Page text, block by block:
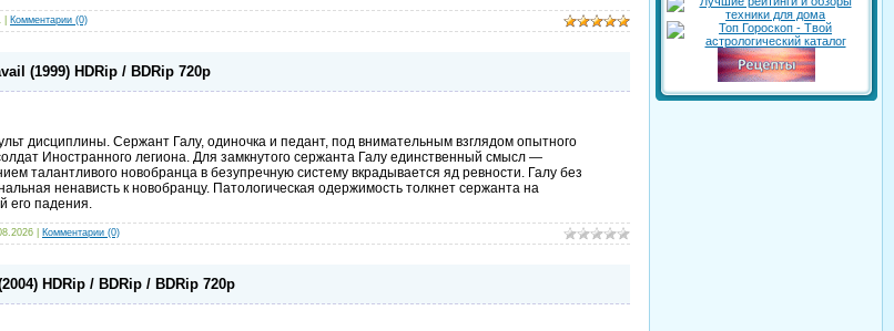
Комментарии (0)
(1999) HDRip / BDRip 720p
дисциплины. Сержант Галу, одиночка и педант, под внимательным взглядом опытного
Иностранного легиона. Для замкнутого сержанта Галу единственный смысл —
талантливого новобранца в безупречную систему вкрадывается яд ревности. Галу без
ненависть к новобранцу. Патологическая одержимость толкнет сержанта на
его падения.
Комментарии (0)
HDRip / BDRip / BDRip 720p